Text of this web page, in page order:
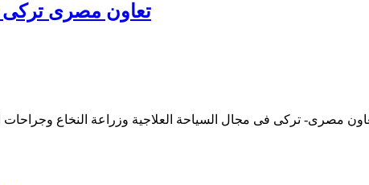
تعاون مصرى تركى
مصرى- تركى فى مجال السياحة العلاجية وزراعة النخاع